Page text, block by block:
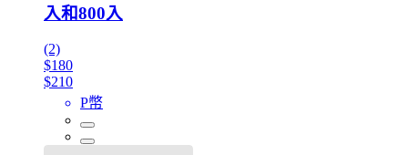
入和800入
(2)
$180
$210
P幣